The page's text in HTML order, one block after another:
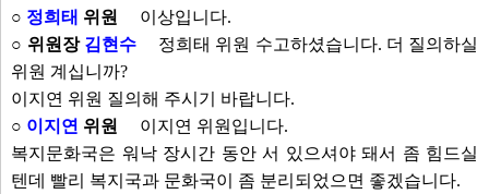
○ 정희태 위원
이상입니다.
○ 위원장 김현수
정희태 위원 수고하셨습니다. 더 질의하실
위원 계십니까?
이지연 위원 질의해 주시기 바랍니다.
○ 이지연 위원
이지연 위원입니다.
복지문화국은 워낙 장시간 동안 서 있으셔야 돼서 좀 힘드실
텐데 빨리 복지국과 문화국이 좀 분리되었으면 좋겠습니다.